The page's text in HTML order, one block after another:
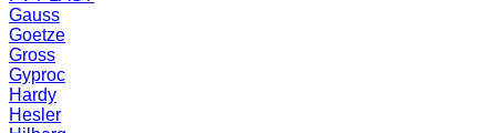
Gauss
Goetze
Gross
Gyproc
Hardy
Hesler